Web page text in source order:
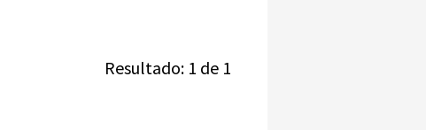
Resultado: 1 de 1